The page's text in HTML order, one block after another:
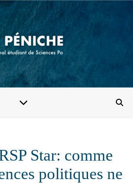
Star: comme
politiques ne